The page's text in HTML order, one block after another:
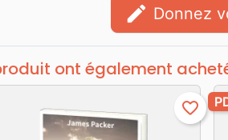
edit Donnez
ont également
favorite_border